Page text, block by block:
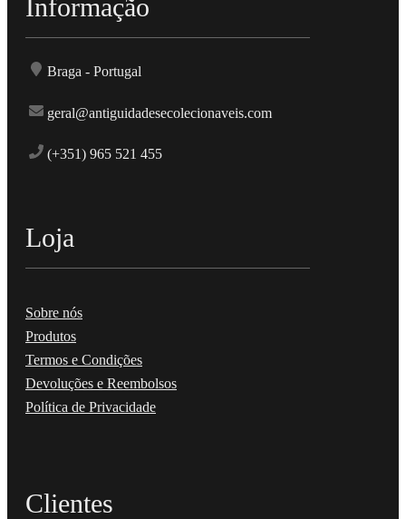
Informação
Braga - Portugal
geral@antiguidadesecolecionaveis.com
(+351) 965 521 455
Loja
Sobre nós
Produtos
Termos e Condições
Devoluções e Reembolsos
Política de Privacidade
Clientes